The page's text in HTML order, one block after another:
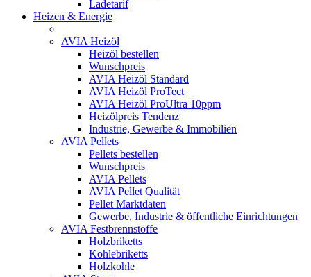
Ladetarif
Heizen & Energie
AVIA Heizöl
Heizöl bestellen
Wunschpreis
AVIA Heizöl Standard
AVIA Heizöl ProTect
AVIA Heizöl ProUltra 10ppm
Heizölpreis Tendenz
Industrie, Gewerbe & Immobilien
AVIA Pellets
Pellets bestellen
Wunschpreis
AVIA Pellets
AVIA Pellet Qualität
Pellet Marktdaten
Gewerbe, Industrie & öffentliche Einrichtungen
AVIA Festbrennstoffe
Holzbriketts
Kohlebriketts
Holzkohle